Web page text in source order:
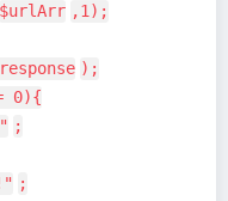
$urlArr ,1);
);
0){
;
;